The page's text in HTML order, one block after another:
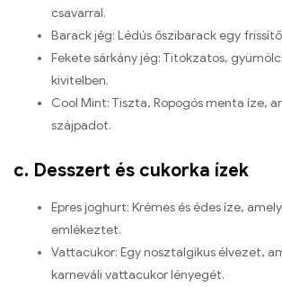
csavarral.
Barack jég: Lédús őszibarack egy
Fekete sárkány jég: Titokzatos,
kivitelben.
Cool Mint: Tiszta, Ropogós menta íze,
szájpadot.
c. Desszert és cukorka ízek
Epres joghurt: Krémes és édes íze,
emlékeztet.
Vattacukor: Egy nosztalgikus élvezet,
karneváli vattacukor lényegét.